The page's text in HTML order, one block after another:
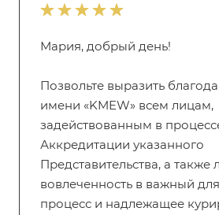
Мария, добрый день!
Позвольте выразить
имени «KMEW» всем лицам,
задействованным в
Аккредитации указанного
Представительства, а также
вовлеченность в важный
процесс и надлежащее